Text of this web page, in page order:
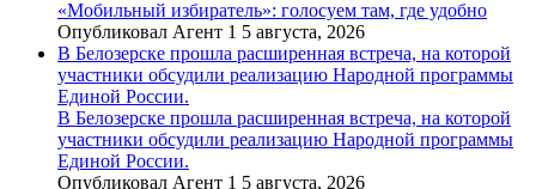
«Мобильный избиратель»: голосуем там, где удобно
Опубликовал Агент 1 5 августа, 2026
В Белозерске прошла расширенная встреча, на которой
участники обсудили реализацию Народной программы
Единой России.
В Белозерске прошла расширенная встреча, на которой
участники обсудили реализацию Народной программы
Единой России.
Опубликовал Агент 1 5 августа, 2026